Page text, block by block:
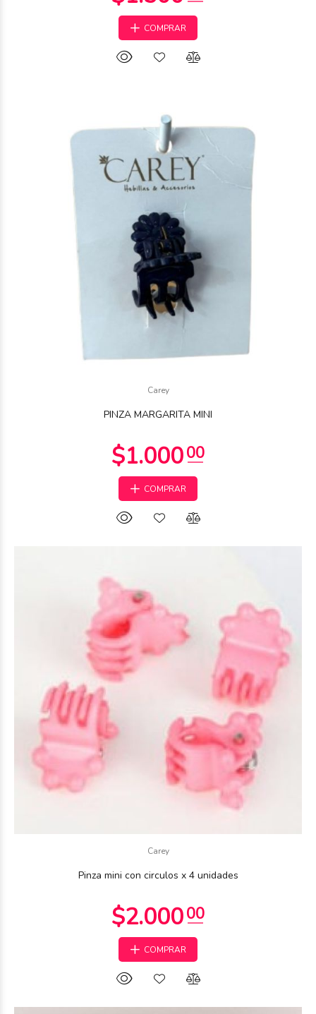
COMPRAR
Carey
PINZA MARGARITA MINI
COMPRAR
Carey
Pinza mini con circulos x 4 unidades
COMPRAR